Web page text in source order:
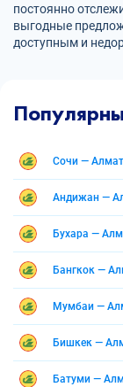
постоянно
выгодные
доступным и
Сочи —
Андижан —
Бухара —
Бангкок —
Мумбаи —
Бишкек —
Батуми —